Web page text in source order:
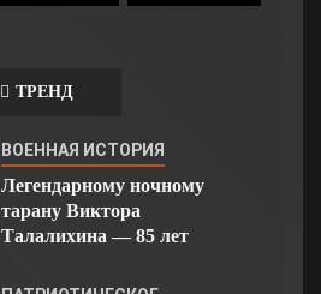
ТРЕНД
ВОЕННАЯ ИСТОРИЯ
Легендарному ночному
тарану Виктора
Талалихина — 85 лет